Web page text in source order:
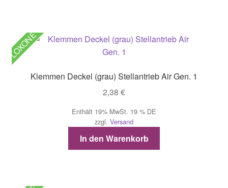
LOXONE
Klemmen Deckel (grau) Stellantrieb Air Gen. 1
2,38 €
Enthält 19% MwSt. 19 % DE
zzgl. Versand
In den Warenkorb